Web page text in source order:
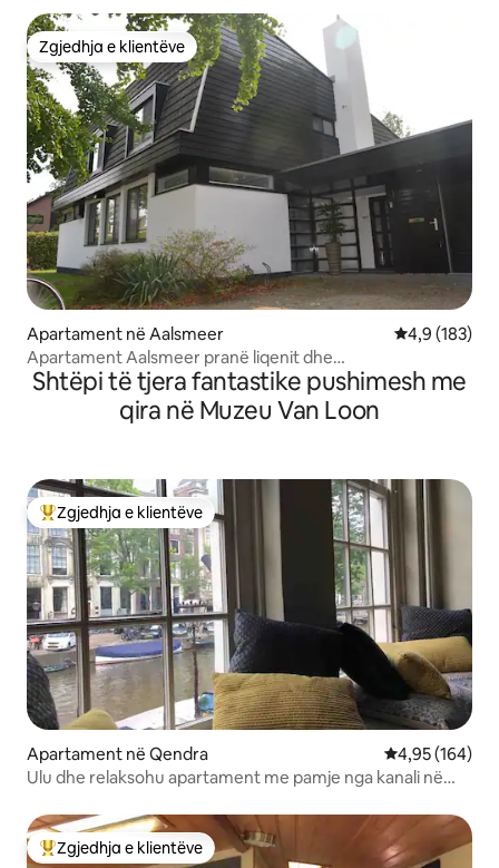
Zgjedhja e klientëve
Zgjedhja e klientëve
Apartament në Aalsmeer Vlerësimi
4,9 (183)
Apartament Aalsmeer pranë liqenit dhe
Amsterdamit/Aeroportit
Shtëpi të tjera fantastike pushimesh me
qira në Muzeu Van Loon
Më të mirat e zgjedhjeve të klientëve
Zgjedhja e klientëve
Apartament në Qendra Vlerësimi
4,95 (164)
Ulu dhe relaksohu apartament me pamje nga kanali në
Më të mirat e zgjedhjeve të klientëve
Zgjedhja e klientëve